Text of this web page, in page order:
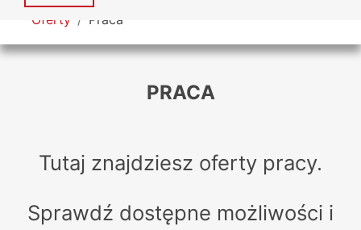
Tutaj jesteś
Oferty Praca
PRACA
Tutaj znajdziesz oferty pracy.
Sprawdź dostępne możliwości i